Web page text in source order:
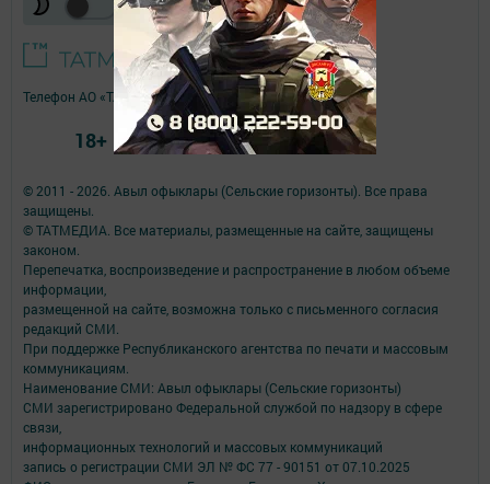
© 2011 - 2026. Авыл офыклары (Сельские горизонты). Все права
защищены.
© ТАТМЕДИА. Все материалы, размещенные на сайте, защищены
законом.
Перепечатка, воспроизведение и распространение в любом объеме
информации,
размещенной на сайте, возможна только с письменного согласия
редакций СМИ.
При поддержке Республиканского агентства по печати и массовым
коммуникациям.
Наименование СМИ: Авыл офыклары (Сельские горизонты)
СМИ зарегистрировано Федеральной службой по надзору в сфере
связи,
информационных технологий и массовых коммуникаций
запись о регистрации СМИ ЭЛ № ФС 77 - 90151 от 07.10.2025
Телефон АО «ТАТМЕДИА»: (843) 222 09 84
18+